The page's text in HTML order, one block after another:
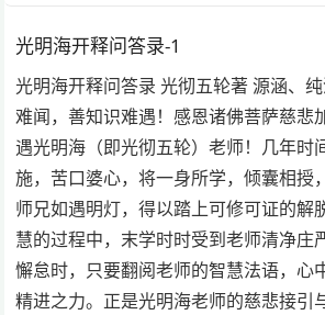
光明海开释问答录-1
光明海开释问答录 光彻五轮著 源涵、
难闻，善知识难遇！感恩诸佛菩萨慈悲
遇光明海（即光彻五轮）老师！几年时
施，苦口婆心，将一身所学，倾囊相授
师兄如遇明灯，得以踏上可修可证的解
慧的过程中，末学时时受到老师清净庄
懈怠时，只要翻阅老师的智慧法语，心
精进之力。正是光明海老师的慈悲接引